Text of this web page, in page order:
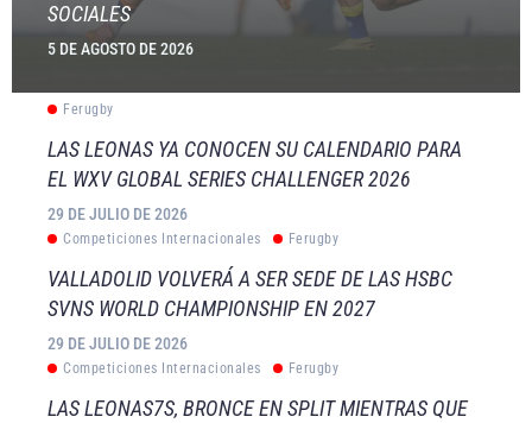
SOCIALES
5 DE AGOSTO DE 2026
Ferugby
LAS LEONAS YA CONOCEN SU CALENDARIO PARA
EL WXV GLOBAL SERIES CHALLENGER 2026
29 DE JULIO DE 2026
Competiciones Internacionales Ferugby
VALLADOLID VOLVERÁ A SER SEDE DE LAS HSBC
SVNS WORLD CHAMPIONSHIP EN 2027
29 DE JULIO DE 2026
Competiciones Internacionales Ferugby
LAS LEONAS7S, BRONCE EN SPLIT MIENTRAS QUE